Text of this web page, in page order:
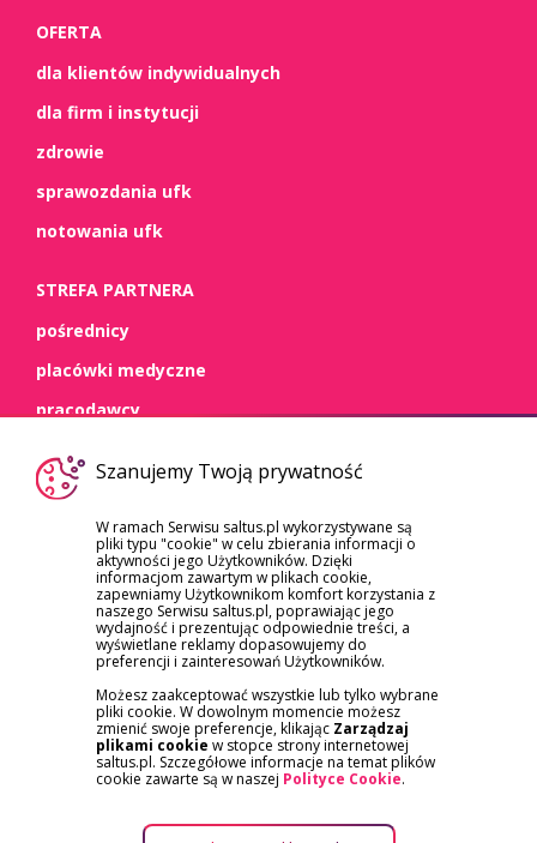
OFERTA
dla klientów indywidualnych
dla firm i instytucji
zdrowie
sprawozdania ufk
notowania ufk
STREFA PARTNERA
pośrednicy
placówki medyczne
pracodawcy
WSPARCIE
dokumenty
szkody/roszczenia
reklamacje
APLIKACJA SALTUS ZDROWIE
Szanujemy Twoją prywatność
W ramach Serwisu saltus.pl wykorzystywane są
pliki typu "cookie" w celu zbierania informacji o
aktywności jego Użytkowników. Dzięki
informacjom zawartym w plikach cookie,
zapewniamy Użytkownikom komfort korzystania z
naszego Serwisu saltus.pl, poprawiając jego
wydajność i prezentując odpowiednie treści, a
wyświetlane reklamy dopasowujemy do
preferencji i zainteresowań Użytkowników.
Możesz zaakceptować wszystkie lub tylko wybrane
pliki cookie. W dowolnym momencie możesz
zmienić swoje preferencje, klikając Zarządzaj
plikami cookie w stopce strony internetowej
saltus.pl. Szczegółowe informacje na temat plików
cookie zawarte są w naszej Polityce Cookie.